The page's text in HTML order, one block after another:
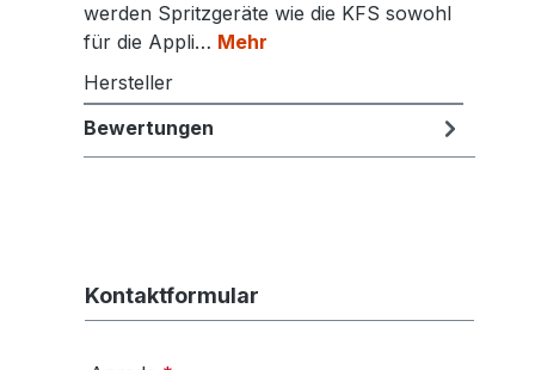
werden Spritzgeräte wie die KFS sowohl
für die Appli… Mehr
Hersteller
Bewertungen
Kontaktformular